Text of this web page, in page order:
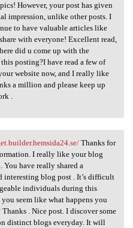
However, your post has given
impression, unlike other posts. I
to have valuable articles like
with everyone! Excellent read,
did u come up with the
posting?I have read a few of
website now, and I really like
a million and please keep up
.
Thanks for
I really like your blog
You have really shared a
interesting blog post . It’s difficult
individuals during this
seem like what happens you
. Nice post. I discover some
distinct blogs everyday. It will